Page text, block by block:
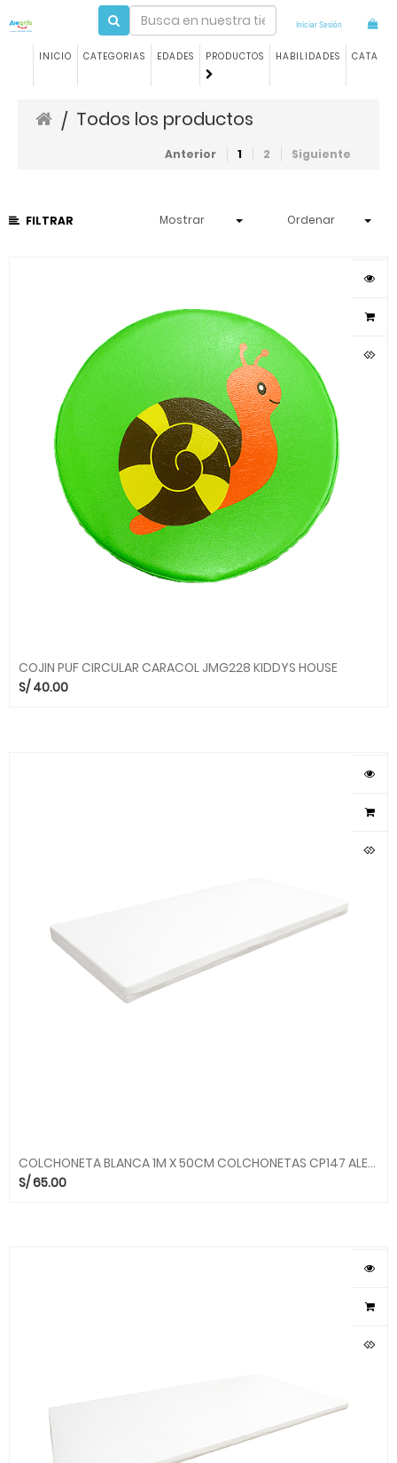
Iniciar Sesión
INICIO CATEGORIAS EDADES PRODUCTOS HABILIDADES
/ Todos los productos
Anterior 1 2 Siguiente
FILTRAR Mostrar Ordenar
COJIN PUF CIRCULAR CARACOL JMG228 KIDDYS HOUSE
S/ 40.00
COLCHONETA BLANCA 1M X 50CM COLCHONETAS CP147 ALEGRIA SMC
S/65.00